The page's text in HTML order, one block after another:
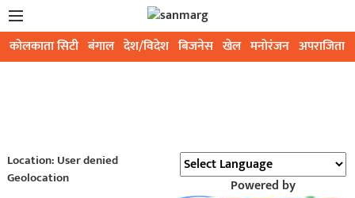
कोलकाता सिटी बंगाल देश/विदेश बिजनेस खेल मनोरंजन अपराजिता
Location: User denied
Geolocation
Powered by